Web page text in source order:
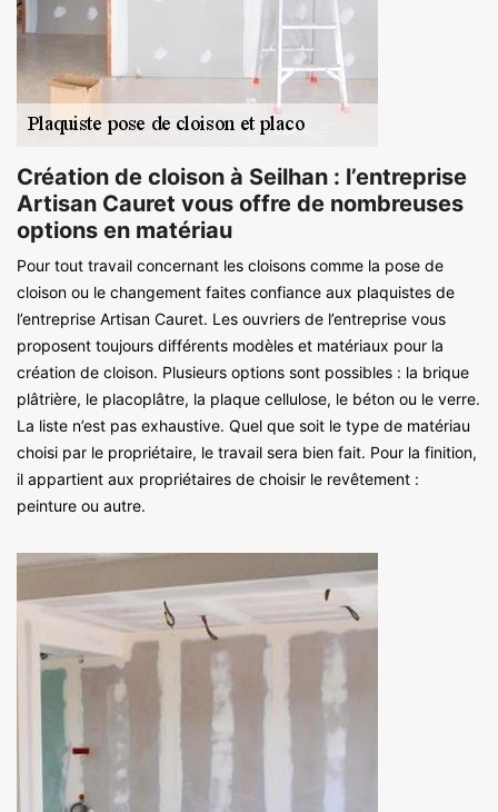
Création de cloison à Seilhan : l’entreprise
Artisan Cauret vous offre de nombreuses
options en matériau
Pour tout travail concernant les cloisons comme la pose de
cloison ou le changement faites confiance aux plaquistes de
l’entreprise Artisan Cauret. Les ouvriers de l’entreprise vous
proposent toujours différents modèles et matériaux pour la
création de cloison. Plusieurs options sont possibles : la brique
plâtrière, le placoplâtre, la plaque cellulose, le béton ou le verre.
La liste n’est pas exhaustive. Quel que soit le type de matériau
choisi par le propriétaire, le travail sera bien fait. Pour la finition,
il appartient aux propriétaires de choisir le revêtement :
peinture ou autre.